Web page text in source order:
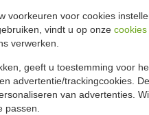
voorkeuren voor cookies
vindt u op onze cookies
verwerken.
geeft u toestemming voor
advertentie/trackingcookies.
van advertenties.
passen.